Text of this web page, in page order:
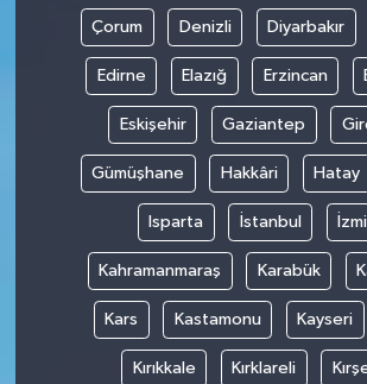
Çorum Denizli Diyarbakır
Edirne Elazığ Erzincan
Eskişehir Gaziantep
Gümüşhane Hakkâri Hatay
Isparta İstanbul
Kahramanmaraş Karabük
Kars Kastamonu Kayseri
Kırıkkale Kırklareli